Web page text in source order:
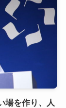
場を作り、人